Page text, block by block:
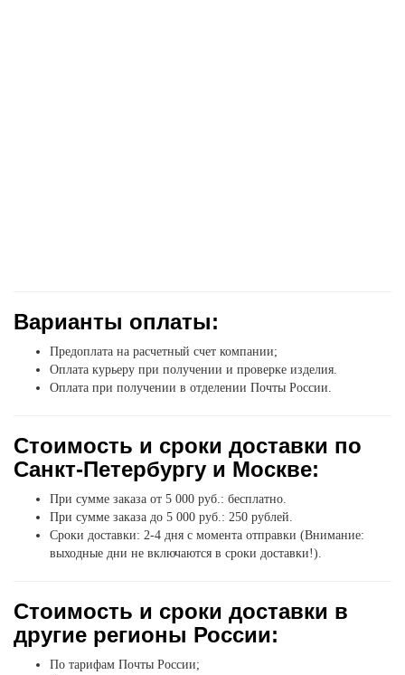
Варианты оплаты:
Предоплата на расчетный счет компании;
Оплата курьеру при получении и проверке изделия.
Оплата при получении в отделении Почты России.
Стоимость и сроки доставки по
Санкт-Петербургу и Москве:
При сумме заказа от 5 000 руб.: бесплатно.
При сумме заказа до 5 000 руб.: 250 рублей.
Сроки доставки: 2-4 дня с момента отправки (Внимание:
выходные дни не включаются в сроки доставки!).
Стоимость и сроки доставки в
другие регионы России:
По тарифам Почты России;